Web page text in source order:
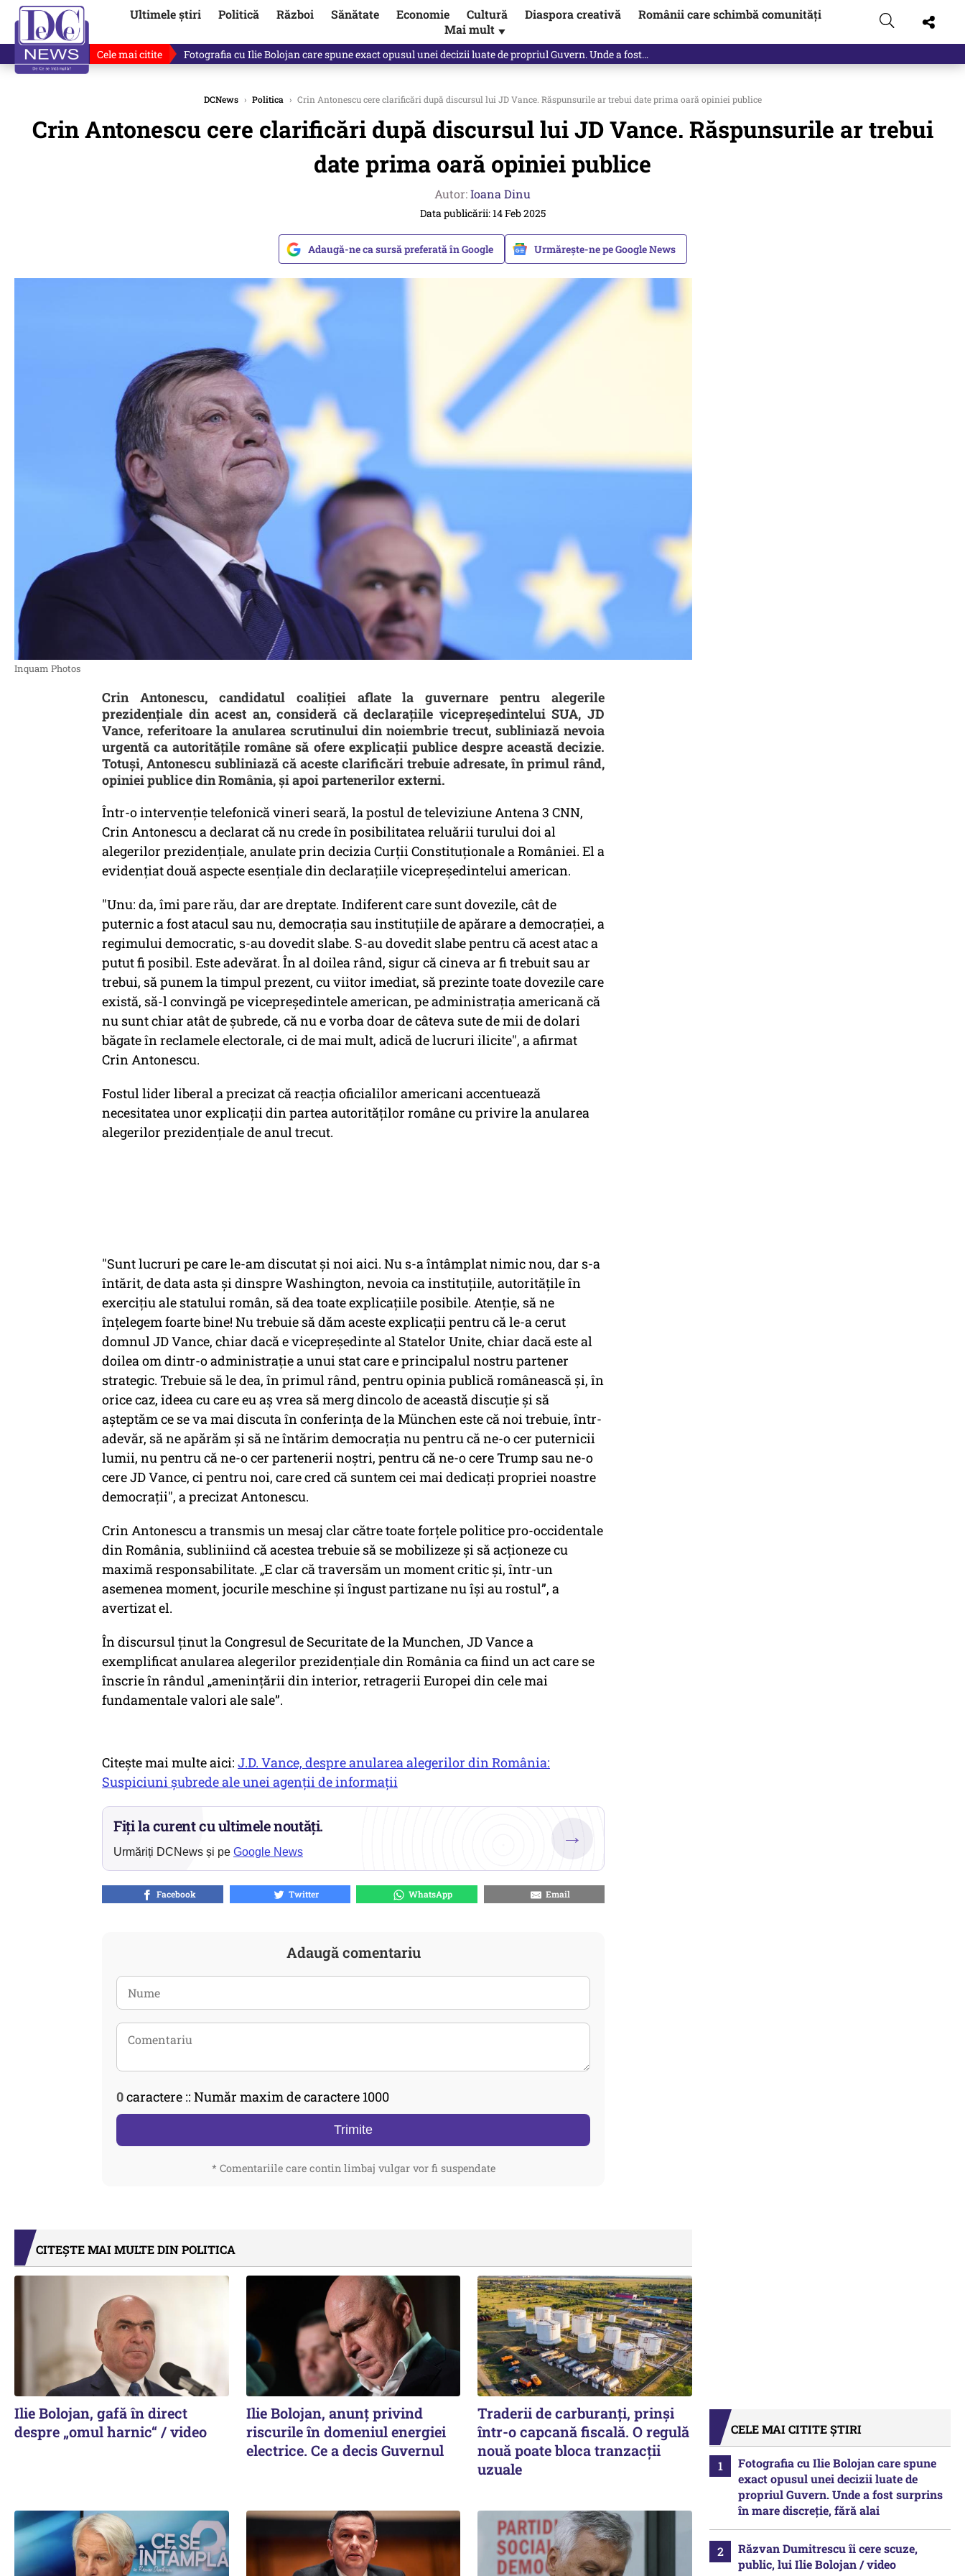
Ultimele știri Politică Război Sănătate Economie Cultură Diaspora creativă
Românii care schimbă comunități
Mai mult ▼
Cele mai citite Fotografia cu Ilie Bolojan care spune exact opusul unei decizii luate de propriul Guvern. Unde a fost…
DCNews › Politica › Crin Antonescu cere clarificări după discursul lui JD Vance. Răspunsurile ar trebui date prima oară opiniei publice
Crin Antonescu cere clarificări după discursul lui JD Vance. Răspunsurile ar trebui
date prima oară opiniei publice
Autor:Ioana Dinu
Data publicării: 14 Feb 2025
Adaugă-ne ca sursă preferată în Google Urmărește-ne pe Google News
Inquam Photos
Crin Antonescu, candidatul coaliției aflate la guvernare pentru alegerile
prezidențiale din acest an, consideră că declarațiile vicepreședintelui SUA, JD
Vance, referitoare la anularea scrutinului din noiembrie trecut, subliniază nevoia
urgentă ca autoritățile române să ofere explicații publice despre această decizie.
Totuși, Antonescu subliniază că aceste clarificări trebuie adresate, în primul rând,
opiniei publice din România, și apoi partenerilor externi.
Într-o intervenție telefonică vineri seară, la postul de televiziune Antena 3 CNN,
Crin Antonescu a declarat că nu crede în posibilitatea reluării turului doi al
alegerilor prezidențiale, anulate prin decizia Curții Constituționale a României. El a
evidențiat două aspecte esențiale din declarațiile vicepreședintelui american.
"Unu: da, îmi pare rău, dar are dreptate. Indiferent care sunt dovezile, cât de
puternic a fost atacul sau nu, democraţia sau instituţiile de apărare a democraţiei, a
regimului democratic, s-au dovedit slabe. S-au dovedit slabe pentru că acest atac a
putut fi posibil. Este adevărat. În al doilea rând, sigur că cineva ar fi trebuit sau ar
trebui, să punem la timpul prezent, cu viitor imediat, să prezinte toate dovezile care
există, să-l convingă pe vicepreşedintele american, pe administraţia americană că
nu sunt chiar atât de şubrede, că nu e vorba doar de câteva sute de mii de dolari
băgate în reclamele electorale, ci de mai mult, adică de lucruri ilicite", a afirmat
Crin Antonescu.
Fostul lider liberal a precizat că reacția oficialilor americani accentuează
necesitatea unor explicații din partea autorităților române cu privire la anularea
alegerilor prezidențiale de anul trecut.
"Sunt lucruri pe care le-am discutat şi noi aici. Nu s-a întâmplat nimic nou, dar s-a
întărit, de data asta şi dinspre Washington, nevoia ca instituţiile, autorităţile în
exerciţiu ale statului român, să dea toate explicaţiile posibile. Atenţie, să ne
înţelegem foarte bine! Nu trebuie să dăm aceste explicaţii pentru că le-a cerut
domnul JD Vance, chiar dacă e vicepreşedinte al Statelor Unite, chiar dacă este al
doilea om dintr-o administraţie a unui stat care e principalul nostru partener
strategic. Trebuie să le dea, în primul rând, pentru opinia publică românească şi, în
orice caz, ideea cu care eu aş vrea să merg dincolo de această discuţie şi să
aşteptăm ce se va mai discuta în conferinţa de la München este că noi trebuie, într-
adevăr, să ne apărăm şi să ne întărim democraţia nu pentru că ne-o cer puternicii
lumii, nu pentru că ne-o cer partenerii noştri, pentru că ne-o cere Trump sau ne-o
cere JD Vance, ci pentru noi, care cred că suntem cei mai dedicaţi propriei noastre
democraţii", a precizat Antonescu.
Crin Antonescu a transmis un mesaj clar către toate forțele politice pro-occidentale
din România, subliniind că acestea trebuie să se mobilizeze și să acționeze cu
maximă responsabilitate. „E clar că traversăm un moment critic și, într-un
asemenea moment, jocurile meschine și îngust partizane nu își au rostul”, a
avertizat el.
În discursul ținut la Congresul de Securitate de la Munchen, JD Vance a
exemplificat anularea alegerilor prezidențiale din România ca fiind un act care se
înscrie în rândul „amenințării din interior, retragerii Europei din cele mai
fundamentale valori ale sale”.
Citește mai multe aici: J.D. Vance, despre anularea alegerilor din România:
Suspiciuni șubrede ale unei agenții de informații
Fiți la curent cu ultimele noutăți.
Urmăriți DCNews și pe Google News
→
Facebook Twitter WhatsApp Email
Adaugă comentariu
0caractere :: Număr maxim de caractere 1000
Trimite
* Comentariile care contin limbaj vulgar vor fi suspendate
CITEȘTE MAI MULTE DIN POLITICA
Ilie Bolojan, gafă în direct
despre „omul harnic“ / video
Ilie Bolojan, anunț privind
riscurile în domeniul energiei
electrice. Ce a decis Guvernul
Traderii de carburanți, prinși
într-o capcană fiscală. O regulă
nouă poate bloca tranzacții
uzuale
CELE MAI CITITE ȘTIRI
Fotografia cu Ilie Bolojan care spune
exact opusul unei decizii luate de
propriul Guvern. Unde a fost surprins
în mare discreție, fără alai
Răzvan Dumitrescu îi cere scuze,
public, lui Ilie Bolojan / video